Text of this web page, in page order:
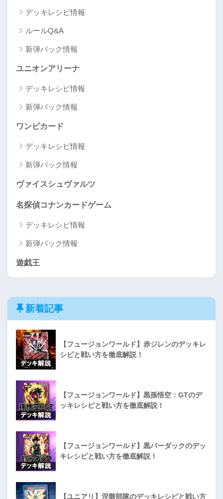
デッキレシピ情報
ルールQ&A
新弾パック情報
ユニオンアリーナ
デッキレシピ情報
新弾パック情報
ワンピカード
デッキレシピ情報
新弾パック情報
ヴァイスシュヴァルツ
名探偵コナンカードゲーム
デッキレシピ情報
新弾パック情報
遊戯王
新着記事
【フュージョンワールド】赤ジレンのデッキレ
シピと戦い方を徹底解説！
【フュージョンワールド】黒孫悟空：GTのデ
ッキレシピと戦い方を徹底解説！
【フュージョンワールド】黒バーダックのデッ
キレシピと戦い方を徹底解説！
【ユニアリ】涅骸部隊のデッキレシピと戦い方